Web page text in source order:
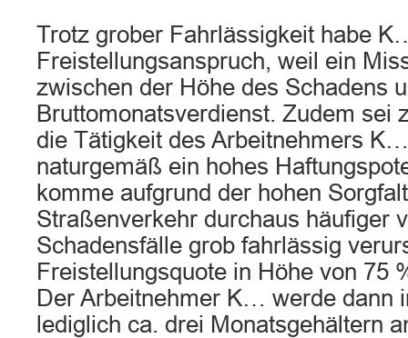
Trotz grober Fahrlässigkeit habe
Freistellungsanspruch, weil ein
zwischen der Höhe des Schadens
Bruttomonatsverdienst. Zudem sei
die Tätigkeit des Arbeitnehmers
naturgemäß ein hohes
komme aufgrund der hohen
Straßenverkehr durchaus häufiger
Schadensfälle grob fahrlässig
Freistellungsquote in Höhe von 75
Der Arbeitnehmer K… werde dann
lediglich ca. drei Monatsgehältern